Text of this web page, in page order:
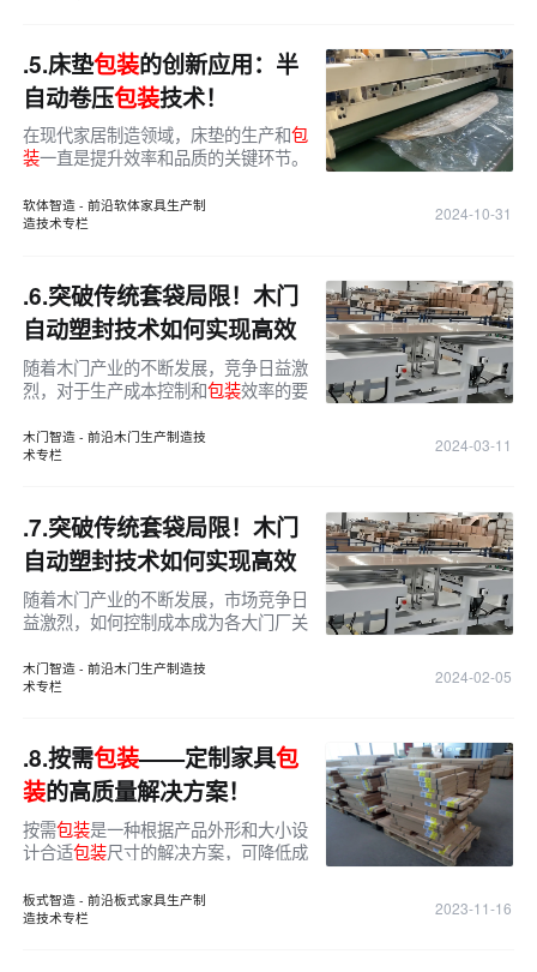
.5.床垫包装的创新应用：半
自动卷压包装技术！
在现代家居制造领域，床垫的生产和包
装一直是提升效率和品质的关键环节。
机以其创新的设计和高效的性能，正在
成为这一领域的新焦点。本文将详细介
软体智造 - 前沿软体家具生产制
造技术专栏
2024-10-31
.6.突破传统套袋局限！木门
自动塑封技术如何实现高效
包装？
随着木门产业的不断发展，竞争日益激
烈，对于生产成本控制和包装效率的要
然在一定程度上满足了市场需求，但其
人工成本高、效率低下、材料浪费量
入，为行业带来了新的突破和希望。
木门智造 - 前沿木门生产制造技
术专栏
2024-03-11
.7.突破传统套袋局限！木门
自动塑封技术如何实现高效
包装？
随着木门产业的不断发展，市场竞争日
益激烈，如何控制成本成为各大门厂关
本的重要组成部分，直接影响到企业的
利润空间。为了寻求更高效、更环保的
木门智造 - 前沿木门生产制造技
术专栏
2024-02-05
.8.按需包装——定制家具包
装的高质量解决方案！
按需包装是一种根据产品外形和大小设
计合适包装尺寸的解决方案，可降低成
保、高效、智能。
板式智造 - 前沿板式家具生产制
造技术专栏
2023-11-16